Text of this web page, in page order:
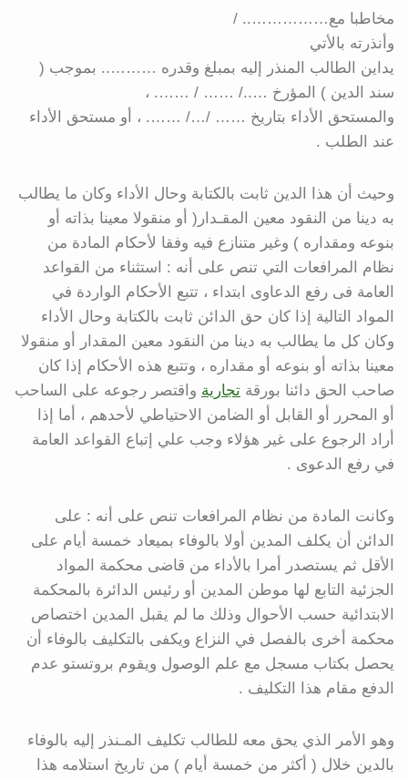
مخاطبا مع…………….. /
وأنذرته بالأتي
يداين الطالب المنذر إليه بمبلغ وقدره ……….. بموجب (
سند الدين ) المؤرخ …../ …… / ……. ،
والمستحق الأداء بتاريخ …… /…/ ……. ، أو مستحق الأداء
عند الطلب .
وحيث أن هذا الدين ثابت بالكتابة وحال الأداء وكان ما يطالب
به دينا من النقود معين المقـدار( أو منقولا معينا بذاته أو
بنوعه ومقداره ) وغير متنازع فيه وفقا لأحكام المادة من
نظام المرافعات التي تنص على أنه : استثناء من القواعد
العامة فى رفع الدعاوى ابتداء ، تتبع الأحكام الواردة في
المواد التالية إذا كان حق الدائن ثابت بالكتابة وحال الأداء
وكان كل ما يطالب به دينا من النقود معين المقدار أو منقولا
معينا بذاته أو بنوعه أو مقداره ، وتتبع هذه الأحكام إذا كان
صاحب الحق دائنا بورقة تجارية واقتصر رجوعه على الساحب
أو المحرر أو القابل أو الضامن الاحتياطي لأحدهم ، أما إذا
أراد الرجوع على غير هؤلاء وجب علي إتباع القواعد العامة
في رفع الدعوى .
وكانت المادة من نظام المرافعات تنص على أنه : على
الدائن أن يكلف المدين أولا بالوفاء بميعاد خمسة أيام على
الأقل ثم يستصدر أمرا بالأداء من قاضى محكمة المواد
الجزئية التابع لها موطن المدين أو رئيس الدائرة بالمحكمة
الابتدائية حسب الأحوال وذلك ما لم يقبل المدين اختصاص
محكمة أخرى بالفصل في النزاع ويكفى بالتكليف بالوفاء أن
يحصل بكتاب مسجل مع علم الوصول ويقوم بروتستو عدم
الدفع مقام هذا التكليف .
وهو الأمر الذي يحق معه للطالب تكليف المـنذر إليه بالوفاء
بالدين خلال ( أكثر من خمسة أيام ) من تاريخ استلامه هذا